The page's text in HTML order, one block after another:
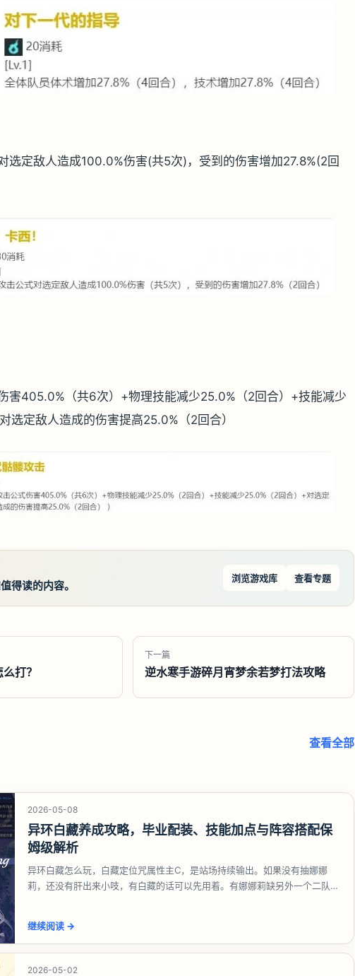
选定敌人造成100.0%伤害(共5次)，受到的伤害增加27.8%(2回
害405.0%（共6次）+物理技能减少25.0%（2回合）+技能减少
选定敌人造成的伤害提高25.0%（2回合）
得读的内容。
浏览游戏库 查看专题
打？
下一篇
逆水寒手游碎月宵梦余若梦打法攻略
查看全部
2026-05-08
异环白藏养成攻略，毕业配装、技能加点与阵容搭配保
姆级解析
异环白藏怎么玩，白藏定位咒属性主C，是站场持续输出。如果没有抽娜娜
莉，还没有肝出来小吱，有白藏的话可以先用着。有娜娜莉缺另外一个二队C
继续阅读 →
2026-05-02